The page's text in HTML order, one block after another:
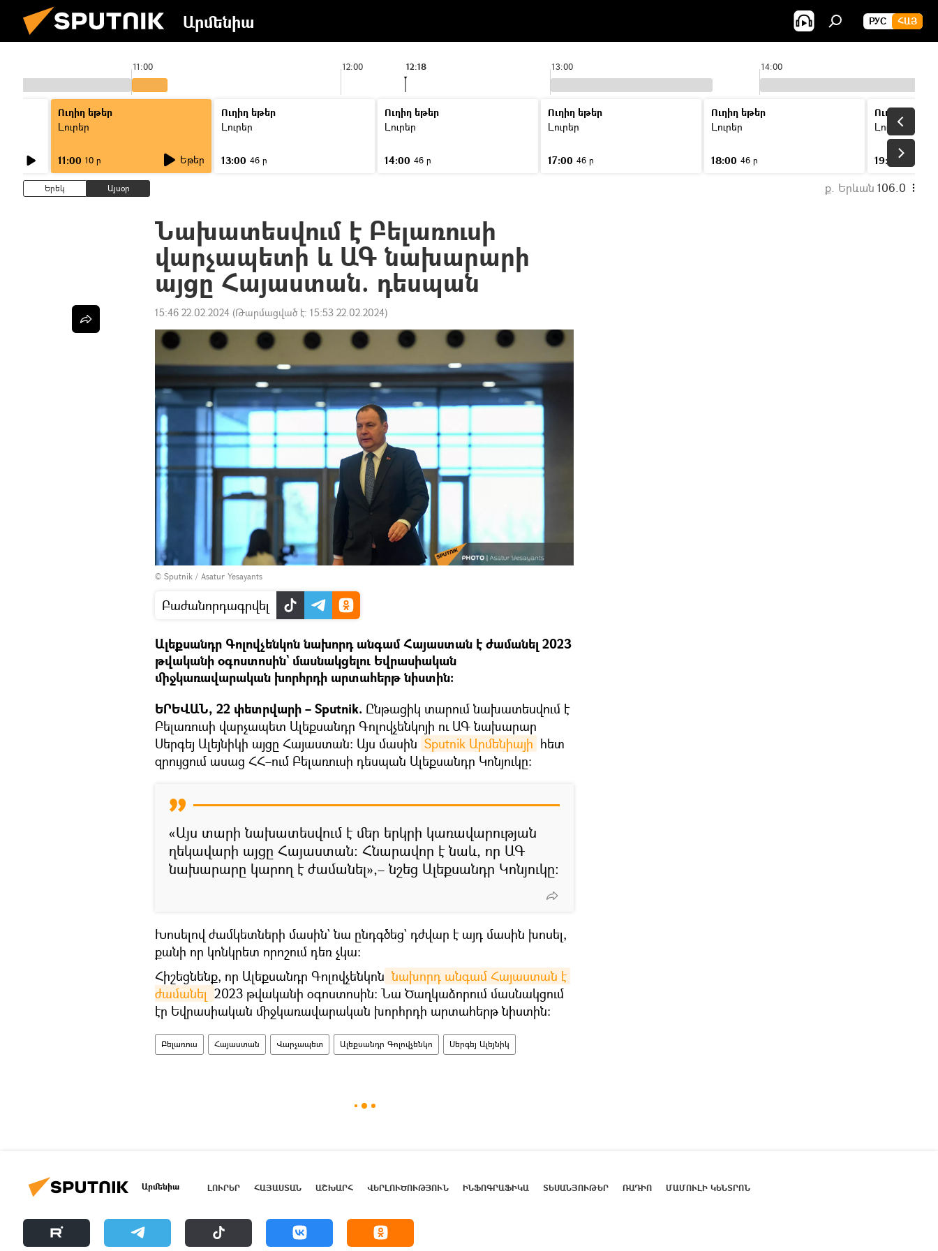
Արմենիա РУС ՀԱՅ
11:00 12:00 13:00 14:00
12:18
Ուղիղ եթեր
Լուրեր
11:00 10 ր Եթեր
Ուղիղ եթեր
Լուրեր
13:00 46 ր
Ուղիղ եթեր
Լուրեր
14:00 46 ր
Ուղիղ եթեր
Լուրեր
17:00 46 ր
Ուղիղ եթեր
Լուրեր
18:00 46 ր
Ուղիղ եթեր
Լուրեր
19:00
Երեկ Այսօր ք. Երևան 106.0
Նախատեսվում է Բելառուսի
վարչապետի և ԱԳ նախարարի
այցը Հայաստան. դեսպան
15:46 22.02.2024 (Թարմացված է: 15:53 22.02.2024)
© Sputnik / Asatur Yesayants
Բաժանորդագրվել
Ալեքսանդր Գոլովչենկոն նախորդ անգամ Հայաստան է ժամանել 2023
թվականի օգոստոսին` մասնակցելու Եվրասիական
միջկառավարական խորհրդի արտահերթ նիստին։
ԵՐԵՎԱՆ, 22 փետրվարի – Sputnik. Ընթացիկ տարում նախատեսվում է
Բելառուսի վարչապետ Ալեքսանդր Գոլովչենկոյի ու ԱԳ նախարար
Սերգեյ Ալեյնիկի այցը Հայաստան։ Այս մասին Sputnik Արմենիայի հետ
զրույցում ասաց ՀՀ–ում Բելառուսի դեսպան Ալեքսանդր Կոնյուկը։
«Այս տարի նախատեսվում է մեր երկրի կառավարության
ղեկավարի այցը Հայաստան։ Հնարավոր է նաև, որ ԱԳ
նախարարը կարող է ժամանել»,– նշեց Ալեքսանդր Կոնյուկը։
Խոսելով ժամկետների մասին` նա ընդգծեց` դժվար է այդ մասին խոսել,
քանի որ կոնկրետ որոշում դեռ չկա։
Հիշեցնենք, որ Ալեքսանդր Գոլովչենկոն նախորդ անգամ Հայաստան է
ժամանել 2023 թվականի օգոստոսին։ Նա Ծաղկաձորում մասնակցում
էր Եվրասիական միջկառավարական խորհրդի արտահերթ նիստին։
Բելառուս Հայաստան Վարչապետ Ալեքսանդր Գոլովչենկո Սերգեյ Ալեյնիկ
Արմենիա ԼՈՒՐԵՐ ՀԱՅԱՍՏԱՆ ԱՇԽԱՐՀ ՎԵՐԼՈՒԾՈՒԹՅՈՒՆ ԻՆՖՈԳՐԱՖԻԿԱ ՏԵՍԱՆՅՈՒԹԵՐ ՌԱԴԻՈ ՄԱՄՈՒԼԻ ԿԵՆՏՐՈՆ